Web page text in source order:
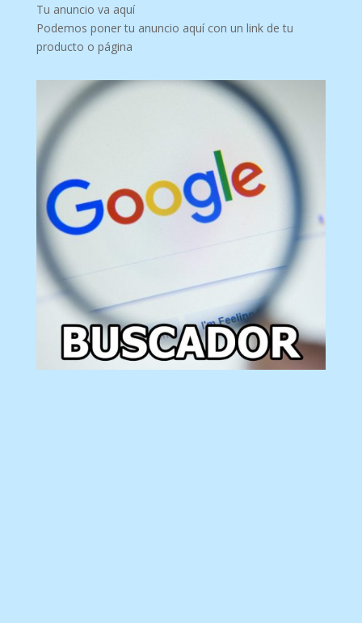
Tu anuncio va aquí
Podemos poner tu anuncio aquí con un link de tu
producto o página